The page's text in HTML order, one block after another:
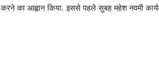
का आह्वान किया. इससे पहले सुबह महेश नवमी